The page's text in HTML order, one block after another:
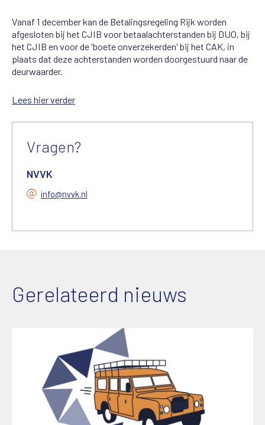
Vanaf 1 december kan de Betalingsregeling Rijk worden
afgesloten bij het CJIB voor betaalachterstanden bij DUO, bij
het CJIB en voor de 'boete onverzekerden' bij het CAK, in
plaats dat deze achterstanden worden doorgestuurd naar de
deurwaarder.
Lees hier verder
Vragen?
NVVK
info@nvvk.nl
Gerelateerd nieuws